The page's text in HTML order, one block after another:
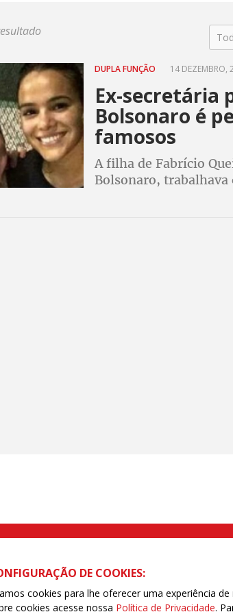
DUPLA FUNÇÃO 14 DEZEMBRO,
Ex-secretária
Bolsonaro é
famosos
A filha de Fabrício
Bolsonaro,
Rua Caetano Pinto nº 575 CEP 03041-000 Brás, São
DE COOKIES:
cookies para lhe oferecer uma experiência
cookies acesse nossa Política de Privacidade.